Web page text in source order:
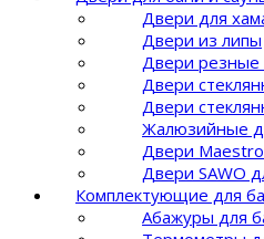
Двери для
Двери из липы
Двери резные
Двери
Двери
Жалюзийные
Двери
Двери SAWO
Комплектующие для
Абажуры для